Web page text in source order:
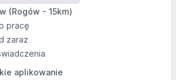
(Rogów - 15km)
pracę
zaraz
aplikowanie